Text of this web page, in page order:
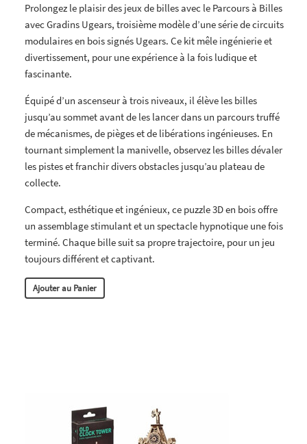
Prolongez le plaisir des jeux de billes avec le Parcours à Billes
avec Gradins Ugears, troisième modèle d’une série de circuits
modulaires en bois signés Ugears. Ce kit mêle ingénierie et
divertissement, pour une expérience à la fois ludique et
fascinante.
Équipé d’un ascenseur à trois niveaux, il élève les billes
jusqu’au sommet avant de les lancer dans un parcours truffé
de mécanismes, de pièges et de libérations ingénieuses. En
tournant simplement la manivelle, observez les billes dévaler
les pistes et franchir divers obstacles jusqu’au plateau de
collecte.
Compact, esthétique et ingénieux, ce puzzle 3D en bois offre
un assemblage stimulant et un spectacle hypnotique une fois
terminé. Chaque bille suit sa propre trajectoire, pour un jeu
toujours différent et captivant.
Ajouter au Panier